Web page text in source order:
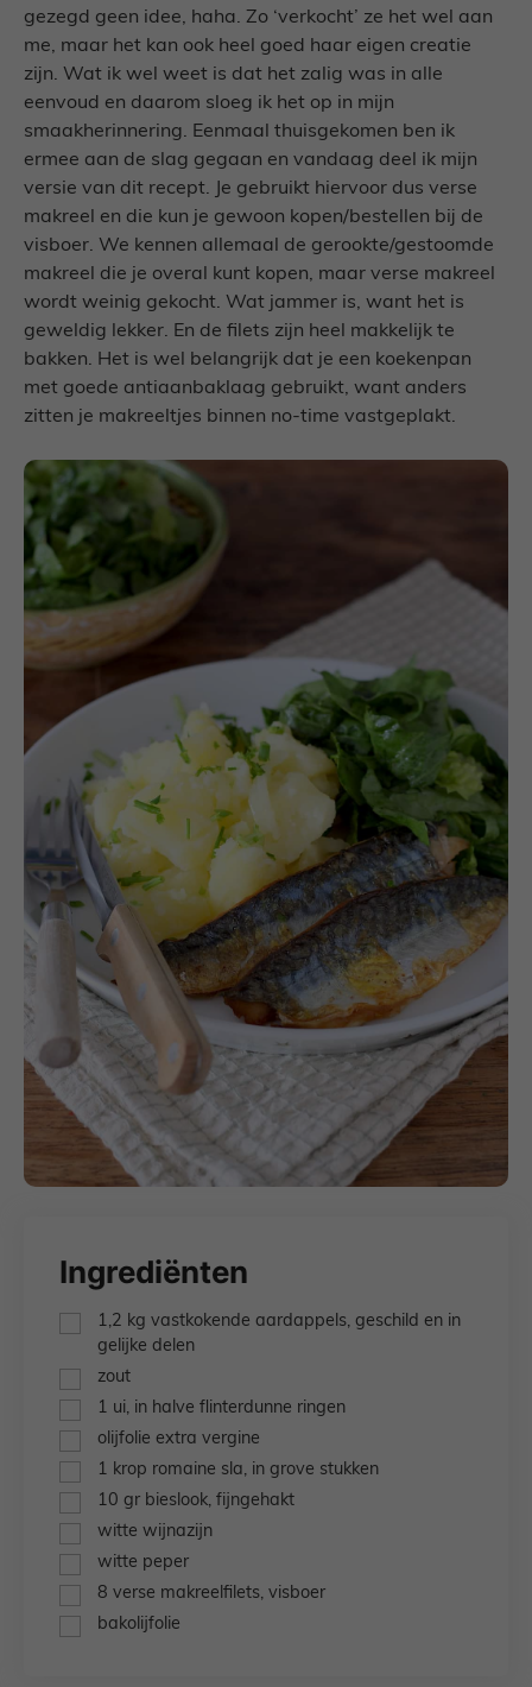
gezegd geen idee, haha. Zo ‘verkocht’ ze het wel aan
me, maar het kan ook heel goed haar eigen creatie
zijn. Wat ik wel weet is dat het zalig was in alle
eenvoud en daarom sloeg ik het op in mijn
smaakherinnering. Eenmaal thuisgekomen ben ik
ermee aan de slag gegaan en vandaag deel ik mijn
versie van dit recept. Je gebruikt hiervoor dus verse
makreel en die kun je gewoon kopen/bestellen bij de
visboer. We kennen allemaal de gerookte/gestoomde
makreel die je overal kunt kopen, maar verse makreel
wordt weinig gekocht. Wat jammer is, want het is
geweldig lekker. En de filets zijn heel makkelijk te
bakken. Het is wel belangrijk dat je een koekenpan
met goede antiaanbaklaag gebruikt, want anders
zitten je makreeltjes binnen no-time vastgeplakt.
Ingrediënten
▢1,2 kg vastkokende aardappels, geschild en in
gelijke delen
▢
zout
▢1 ui, in halve flinterdunne ringen
▢
olijfolie extra vergine
▢1 krop romaine sla, in grove stukken
▢10 gr bieslook, fijngehakt
▢
witte wijnazijn
▢
witte peper
▢
8 verse makreelfilets, visboer
▢bakolijfolie